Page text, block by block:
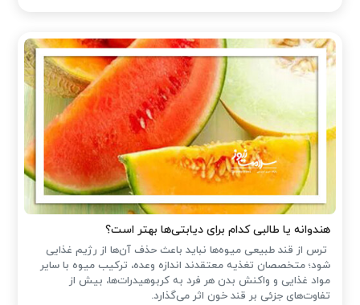
هندوانه یا طالبی کدام برای دیابتی‌ها بهتر است؟
ترس از قند طبیعی میوه‌ها نباید باعث حذف آن‌ها از رژیم غذایی
شود؛ متخصصان تغذیه معتقدند اندازه وعده، ترکیب میوه با سایر
مواد غذایی و واکنش بدن هر فرد به کربوهیدرات‌ها، بیش از
تفاوت‌های جزئی بر قند خون اثر می‌گذارد.